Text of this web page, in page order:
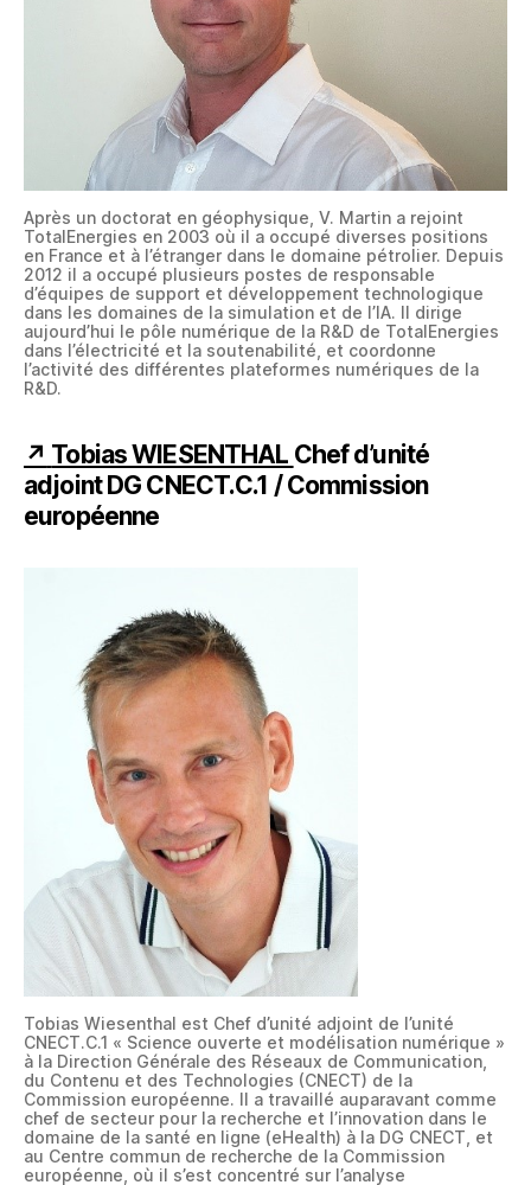
Après un doctorat en géophysique, V. Martin a rejoint
TotalEnergies en 2003 où il a occupé diverses positions
en France et à l’étranger dans le domaine pétrolier. Depuis
2012 il a occupé plusieurs postes de responsable
d’équipes de support et développement technologique
dans les domaines de la simulation et de l’IA. Il dirige
aujourd’hui le pôle numérique de la R&D de TotalEnergies
dans l’électricité et la soutenabilité, et coordonne
l’activité des différentes plateformes numériques de la
R&D.
↗ Tobias WIESENTHAL Chef d’unité
adjoint DG CNECT.C.1 / Commission
européenne
Tobias Wiesenthal est Chef d’unité adjoint de l’unité
CNECT.C.1 « Science ouverte et modélisation numérique »
à la Direction Générale des Réseaux de Communication,
du Contenu et des Technologies (CNECT) de la
Commission européenne. Il a travaillé auparavant comme
chef de secteur pour la recherche et l’innovation dans le
domaine de la santé en ligne (eHealth) à la DG CNECT, et
au Centre commun de recherche de la Commission
européenne, où il s’est concentré sur l’analyse